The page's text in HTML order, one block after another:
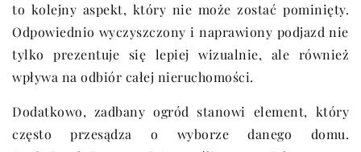
to kolejny aspekt, który nie może zostać pominięty.
Odpowiednio wyczyszczony i naprawiony podjazd nie
tylko prezentuje się lepiej wizualnie, ale również
wpływa na odbiór całej nieruchomości.
Dodatkowo, zadbany ogród stanowi element, który
często przesądza o wyborze danego domu.